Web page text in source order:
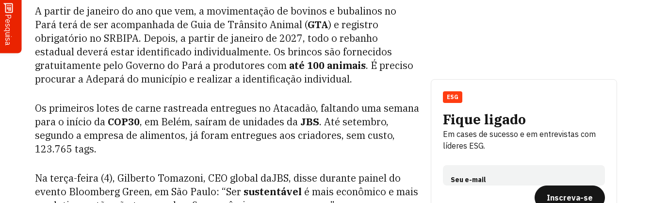
Pesquisa
A partir de janeiro do ano que vem, a movimentação de bovinos e bubalinos no
Pará terá de ser acompanhada de Guia de Trânsito Animal (GTA) e registro
obrigatório no SRBIPA. Depois, a partir de janeiro de 2027, todo o rebanho
estadual deverá estar identificado individualmente. Os brincos são fornecidos
gratuitamente pelo Governo do Pará a produtores com até 100 animais. É preciso
procurar a Adepará do município e realizar a identificação individual.
Os primeiros lotes de carne rastreada entregues no Atacadão, faltando uma semana
para o início da COP30, em Belém, saíram de unidades da JBS. Até setembro,
segundo a empresa de alimentos, já foram entregues aos criadores, sem custo,
123.765 tags.
Na terça-feira (4), Gilberto Tomazoni, CEO global daJBS, disse durante painel do
evento Bloomberg Green, em São Paulo: “Ser sustentável é mais econômico e mais
Fique ligado
Em cases de sucesso e em entrevistas com
líderes ESG.
Seu e-mail
Inscreva-se
ESG